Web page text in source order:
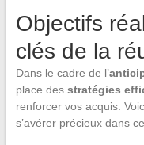
Objectifs
clés de la
Dans le cadre de l’
place des stratégies
renforcer vos acquis.
s’avérer précieux dans